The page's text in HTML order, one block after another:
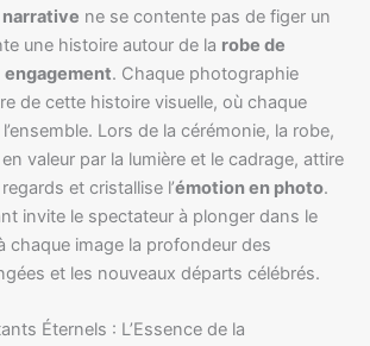
ne se contente pas de figer un
une histoire autour de la robe de
engagement. Chaque photographie
de cette histoire visuelle, où chaque
Lors de la cérémonie, la robe,
valeur par la lumière et le cadrage, attire
et cristallise l’émotion en photo.
invite le spectateur à plonger dans le
chaque image la profondeur des
et les nouveaux départs célébrés.
Éternels : L’Essence de la